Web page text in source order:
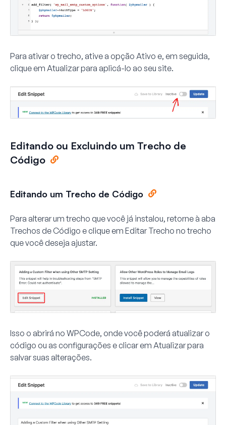
Para ativar o trecho, ative a opção Ativo e, em seguida,
clique em Atualizarpara aplicá-lo ao seu site.
Editando ou Excluindo um Trecho de
Código
Editando um Trecho de Código
Para alterar um trecho que você já instalou, retorne à aba
Trechos de Código e clique em Editar Trecho no trecho
que você deseja ajustar.
Isso o abrirá no WPCode, onde você poderá atualizar o
código ou as configurações e clicar em Atualizarpara
salvar suas alterações.